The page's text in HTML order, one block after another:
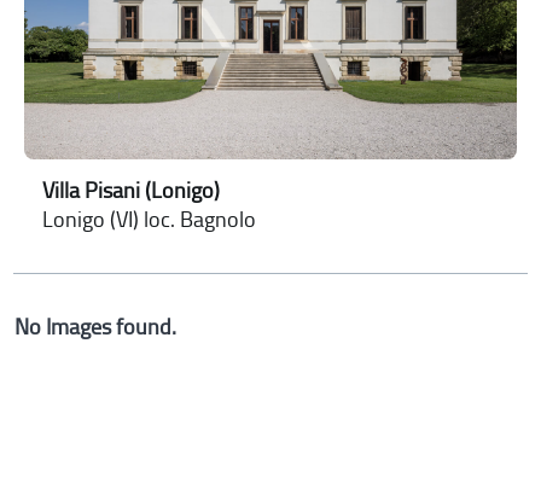
Villa Pisani (Lonigo)
Lonigo (VI) loc. Bagnolo
No Images found.